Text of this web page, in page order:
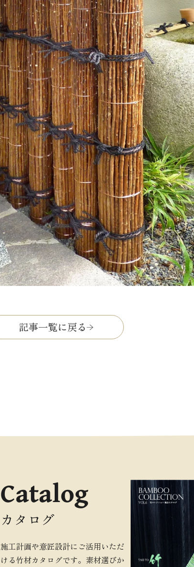
記事一覧に戻る
Catalog
カタログ
施工計画や意匠設計にご活用いただ
ける竹材カタログです。素材選びか